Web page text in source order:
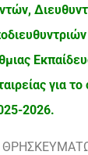
για
2026.